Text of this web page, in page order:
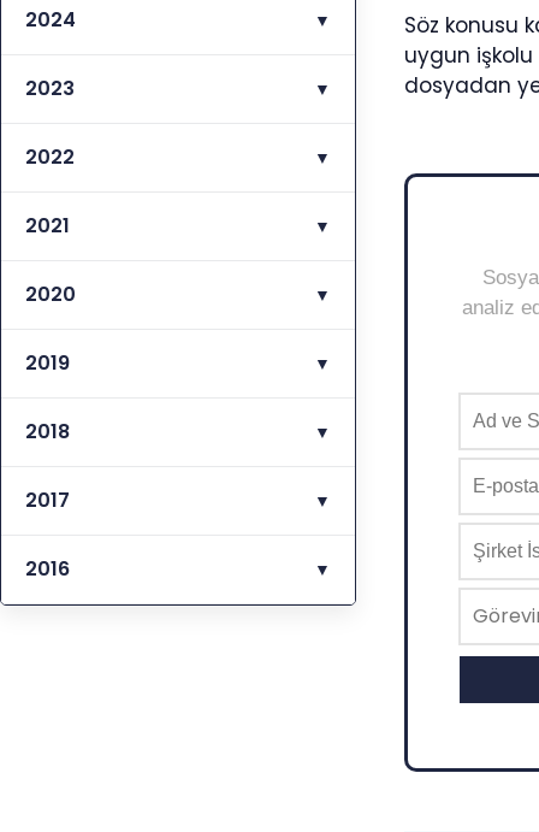
Söz konusu
uygun
dosyadan
analiz
2024 ▼
2023 ▼
2022 ▼
2021 ▼
2020 ▼
2019 ▼
2018 ▼
2017 ▼
2016 ▼